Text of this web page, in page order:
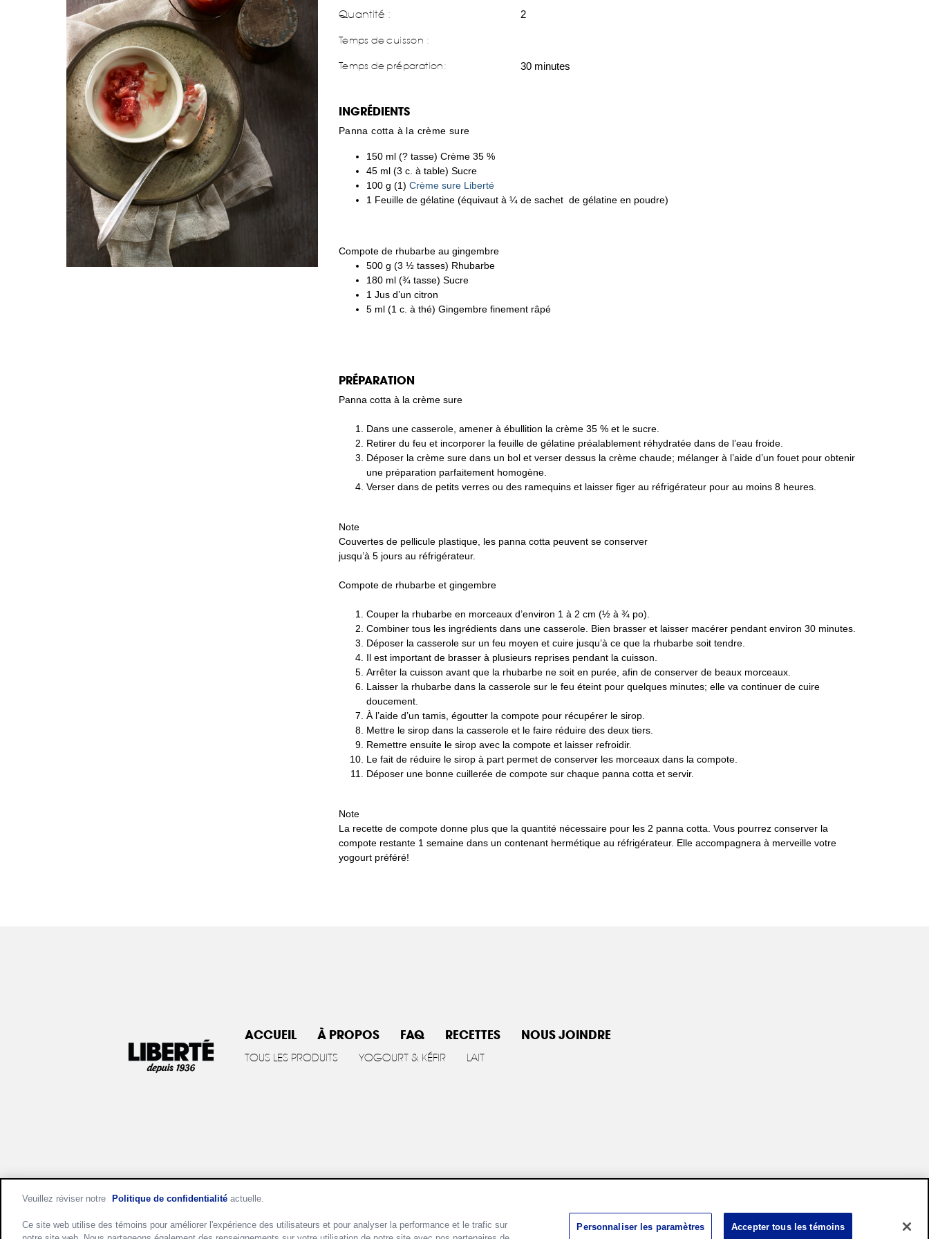
Quantité : 2
Temps de cuisson :
Temps de préparation: 30 minutes
INGRÉDIENTS
Panna cotta à la crème sure
150 ml (? tasse) Crème 35 %
45 ml (3 c. à table) Sucre
100 g (1) Crème sure Liberté
1 Feuille de gélatine (équivaut à ¼ de sachet de gélatine en poudre)
Compote de rhubarbe au gingembre
500 g (3 ½ tasses) Rhubarbe
180 ml (¾ tasse) Sucre
1 Jus d’un citron
5 ml (1 c. à thé) Gingembre finement râpé
PRÉPARATION
Panna cotta à la crème sure
Dans une casserole, amener à ébullition la crème 35 % et le sucre.
Retirer du feu et incorporer la feuille de gélatine préalablement réhydratée dans de l’eau froide.
Déposer la crème sure dans un bol et verser dessus la crème chaude; mélanger à l’aide d’un fouet pour obtenir
une préparation parfaitement homogène.
Verser dans de petits verres ou des ramequins et laisser figer au réfrigérateur pour au moins 8 heures.
Note
Couvertes de pellicule plastique, les panna cotta peuvent se conserver
jusqu’à 5 jours au réfrigérateur.
Compote de rhubarbe et gingembre
Couper la rhubarbe en morceaux d’environ 1 à 2 cm (½ à ¾ po).
Combiner tous les ingrédients dans une casserole. Bien brasser et laisser macérer pendant environ 30 minutes.
Déposer la casserole sur un feu moyen et cuire jusqu’à ce que la rhubarbe soit tendre.
Il est important de brasser à plusieurs reprises pendant la cuisson.
Arrêter la cuisson avant que la rhubarbe ne soit en purée, afin de conserver de beaux morceaux.
Laisser la rhubarbe dans la casserole sur le feu éteint pour quelques minutes; elle va continuer de cuire
doucement.
À l’aide d’un tamis, égoutter la compote pour récupérer le sirop.
Mettre le sirop dans la casserole et le faire réduire des deux tiers.
Remettre ensuite le sirop avec la compote et laisser refroidir.
Le fait de réduire le sirop à part permet de conserver les morceaux dans la compote.
Déposer une bonne cuillerée de compote sur chaque panna cotta et servir.
Note
La recette de compote donne plus que la quantité nécessaire pour les 2 panna cotta. Vous pourrez conserver la
compote restante 1 semaine dans un contenant hermétique au réfrigérateur. Elle accompagnera à merveille votre
yogourt préféré!
ACCUEIL À PROPOS FAQ RECETTES NOUS JOINDRE
TOUS LES PRODUITS YOGOURT & KÉFIR LAIT
Personnaliser les paramètres des cookies
Veuillez réviser notre Politique de confidentialité actuelle.
Ce site web utilise des témoins pour améliorer l'expérience des utilisateurs et pour analyser la performance et le trafic sur
Personnaliser les paramètres Accepter tous les témoins